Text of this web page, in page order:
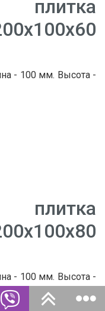
- 100 мм. Высота -
- 100 мм. Высота -